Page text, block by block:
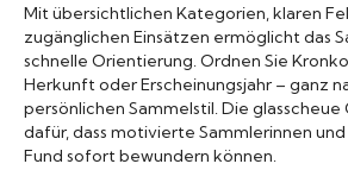
Mit übersichtlichen Kategorien, klaren
zugänglichen Einsätzen ermöglicht das
schnelle Orientierung. Ordnen Sie
Herkunft oder Erscheinungsjahr – ganz
persönlichen Sammelstil. Die
dafür, dass motivierte Sammlerinnen
Fund sofort bewundern können.